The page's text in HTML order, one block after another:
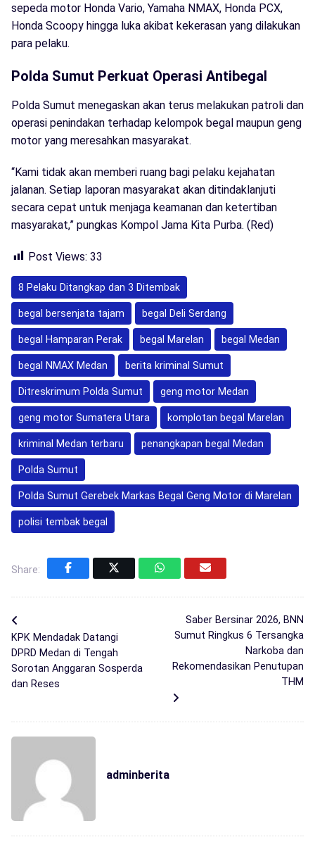
sepeda motor Honda Vario, Yamaha NMAX, Honda PCX,
Honda Scoopy hingga luka akibat kekerasan yang dilakukan
para pelaku.
Polda Sumut Perkuat Operasi Antibegal
Polda Sumut menegaskan akan terus melakukan patroli dan
operasi penindakan terhadap kelompok begal maupun geng
motor yang meresahkan masyarakat.
“Kami tidak akan memberi ruang bagi pelaku kejahatan
jalanan. Setiap laporan masyarakat akan ditindaklanjuti
secara cepat untuk menjaga keamanan dan ketertiban
masyarakat,” pungkas Kompol Jama Kita Purba. (Red)
Post Views: 33
8 Pelaku Ditangkap dan 3 Ditembak
begal bersenjata tajam begal Deli Serdang
begal Hamparan Perak begal Marelan begal Medan
begal NMAX Medan berita kriminal Sumut
Ditreskrimum Polda Sumut geng motor Medan
geng motor Sumatera Utara komplotan begal Marelan
kriminal Medan terbaru penangkapan begal Medan
Polda Sumut
Polda Sumut Gerebek Markas Begal Geng Motor di Marelan
polisi tembak begal
Share:
KPK Mendadak Datangi
DPRD Medan di Tengah
Sorotan Anggaran Sosperda
dan Reses
Saber Bersinar 2026, BNN
Sumut Ringkus 6 Tersangka
Narkoba dan
Rekomendasikan Penutupan
THM
adminberita